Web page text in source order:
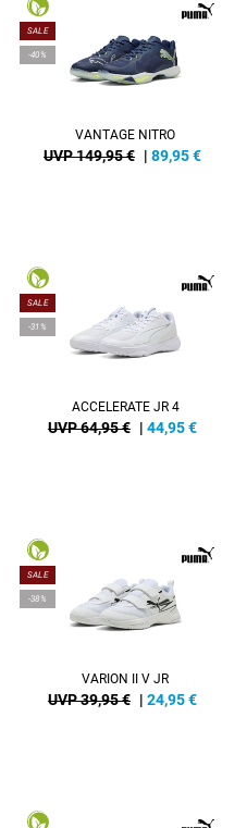
SALE
-40%
VANTAGE NITRO
UVP 149,95 € | 89,95€
SALE
-31%
ACCELERATE JR 4
UVP 64,95 € | 44,95€
SALE
-38%
VARION II V JR
UVP 39,95 € | 24,95€